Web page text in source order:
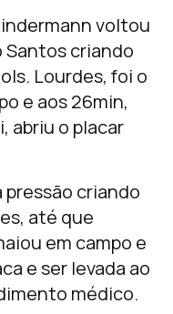
voltou
Santos criando
Lourdes, foi o
e aos 26min,
abriu o placar
pressão criando
até que
em campo e
e ser levada ao
médico.